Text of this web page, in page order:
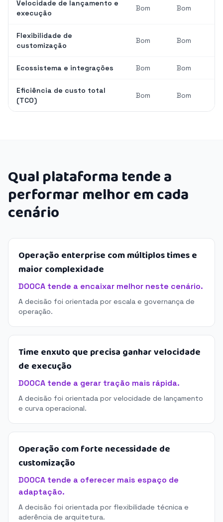
Velocidade de lançamento e
execução
Bom Bom
Flexibilidade de
customização
Bom Bom
Ecossistema e integrações Bom Bom
Eficiência de custo total
(TCO)
Bom Bom
Qual plataforma tende a
performar melhor em cada
cenário
Operação enterprise com múltiplos times e
maior complexidade
DOOCA tende a encaixar melhor neste cenário.
A decisão foi orientada por escala e governança de
operação.
Time enxuto que precisa ganhar velocidade
de execução
DOOCA tende a gerar tração mais rápida.
A decisão foi orientada por velocidade de lançamento
e curva operacional.
Operação com forte necessidade de
customização
DOOCA tende a oferecer mais espaço de
adaptação.
A decisão foi orientada por flexibilidade técnica e
aderência de arquitetura.